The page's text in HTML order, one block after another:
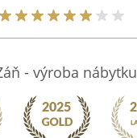
- výroba nábytku